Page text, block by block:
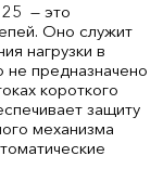
— это
Оно служит
нагрузки в
предназначено
короткого
защиту
механизма